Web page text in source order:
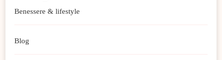
Benessere & lifestyle
Blog